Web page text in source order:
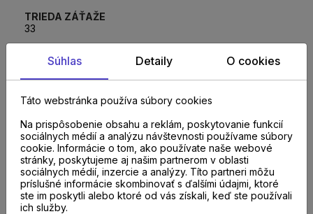
TRIEDA ZÁŤAŽE
33
Áno
TYP VINYLU
Kompozit
NA STIAHNUTIE
Súhlas Detaily O cookies
Táto webstránka používa súbory cookies
Na prispôsobenie obsahu a reklám, poskytovanie funkcií
sociálnych médií a analýzu návštevnosti používame súbory
cookie. Informácie o tom, ako používate naše webové
stránky, poskytujeme aj našim partnerom v oblasti
sociálnych médií, inzercie a analýzy. Títo partneri môžu
príslušné informácie skombinovať s ďalšími údajmi, ktoré
ste im poskytli alebo ktoré od vás získali, keď ste používali
ich služby.